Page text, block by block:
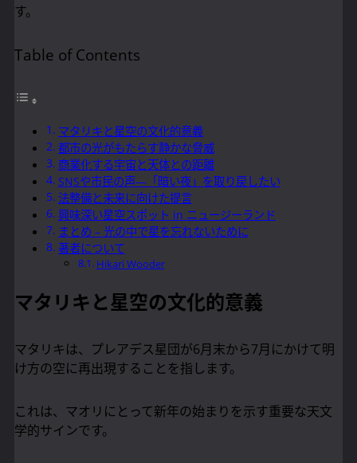
す。
Table of Contents
マタリキと星空の文化的意義
都市の光がもたらす静かな脅威
商業化する宇宙と天体との距離
SNSや市民の声—「暗い夜」を取り戻したい
法整備と未来に向けた提言
興味深い星空スポット in ニュージーランド
まとめ – 光の中で星を忘れないために
著者について
Hikari Wooder
マタリキと星空の文化的意義
マタリキは、プレアデス星団が6月末から7月にかけて明
け方の空に再出現することを指します。
これは、マオリにとって新年の始まりを示す重要な天文
学的サインです。